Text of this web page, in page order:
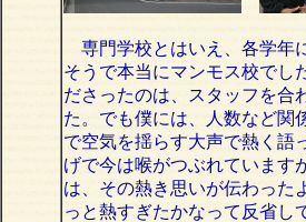
専門学校とはいえ、各学年
そうで本当にマンモス校でし
ださったのは、スタッフを合
た。でも僕には、人数など関
で空気を揺らす大声で熱く語
げで今は喉がつぶれていま
は、その熱き思いが伝わった
っと熱すぎたかなって反省し